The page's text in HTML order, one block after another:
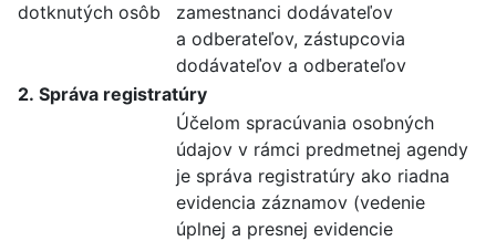
dotknutých osôb
zamestnanci dodávateľov
a odberateľov, zástupcovia
dodávateľov a odberateľov
2. Správa registratúry
Účelom spracúvania osobných
údajov v rámci predmetnej agendy
je správa registratúry ako riadna
evidencia záznamov (vedenie
úplnej a presnej evidencie